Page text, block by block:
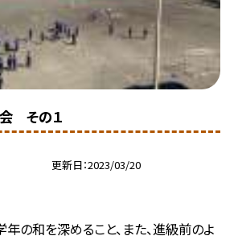
その１
更新日 2023/03/20
年の和を深めること、また、進級前のよ